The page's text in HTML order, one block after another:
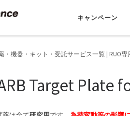
キャンペーン
・機器・キット・受託サービス一覧 | RUO
Target Plate